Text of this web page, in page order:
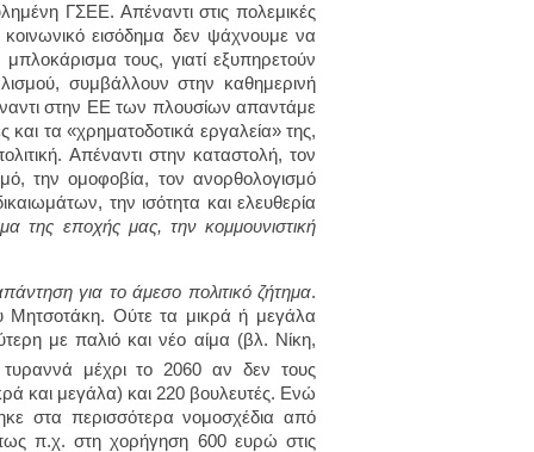
ΓΣΕΕ. Απέναντι στις πολεμικές
κοινωνικό εισόδημα δεν ψάχνουμε να
τους, γιατί εξυπηρετούν
συμβάλλουν στην καθημερινή
στην ΕΕ των πλουσίων απαντάμε
και τα «χρηματοδοτικά εργαλεία» της,
Απέναντι στην καταστολή, τον
την ομοφοβία, τον ανορθολογισμό
την ισότητα και ελευθερία
της εποχής μας, την κομμουνιστική
για το άμεσο πολιτικό ζήτημα.
Μητσοτάκη. Ούτε τα μικρά ή μεγάλα
με παλιό και νέο αίμα (βλ. Νίκη,
μέχρι το 2060 αν δεν τους
και μεγάλα) και 220 βουλευτές. Ενώ
στα περισσότερα νομοσχέδια από
π.χ. στη χορήγηση 600 ευρώ στις